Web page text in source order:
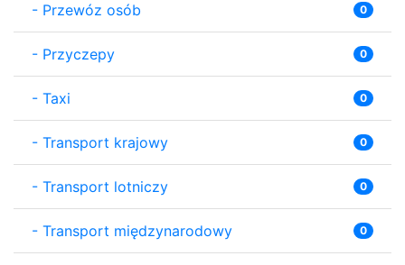
- Przewóz osób 0
- Przyczepy 0
- Taxi 0
- Transport krajowy 0
- Transport lotniczy 0
- Transport międzynarodowy 0